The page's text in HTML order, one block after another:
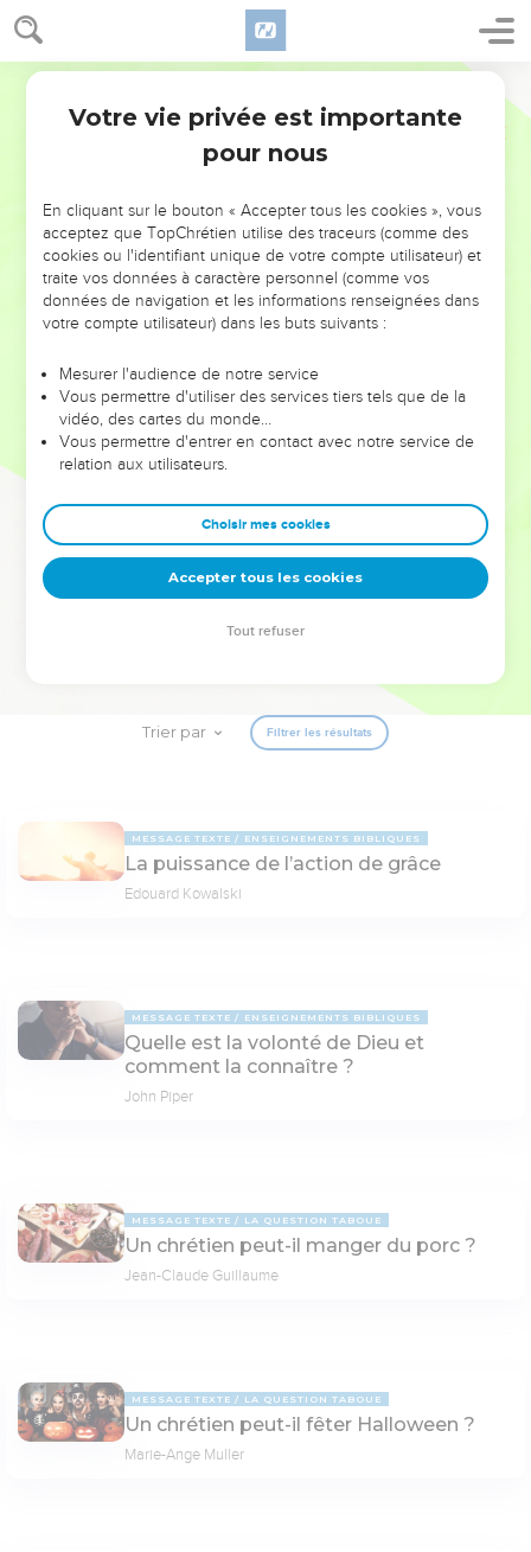
NE MANQUEZ PAS L’ÉVÉNEMENT
DE L’ANNÉE !
ET SI LEURS ERREURS POUVAIENT VOUS ÉVITER LES
VOTRES ?
leur foi ou leur vision. Mais on voit moins les doutes, les erreurs
et les saisons difficiles qu'ils ont traversés, alors même que ce
sont elles qui les ont façonnés.
Dans cette conférence, leaders, entrepreneurs, et responsables
clés pour avancer avec plus de sagesse afin que leurs erreurs
deviennent vos tremplins. Que vous guidiez un ministère, une
équipe, un groupe ou une famille, leur expérience est faite
pour vous.
Trier par Filtrer les résultats
MESSAGE TEXTE ENSEIGNEMENTS BIBLIQUES
La puissance de l’action de grâce
Edouard Kowalski
MESSAGE TEXTE ENSEIGNEMENTS BIBLIQUES
Quelle est la volonté de Dieu et
comment la connaître ?
John Piper
MESSAGE TEXTE LA QUESTION TABOUE
Un chrétien peut-il manger du porc ?
Jean-Claude Guillaume
MESSAGE TEXTE LA QUESTION TABOUE
Un chrétien peut-il fêter Halloween ?
Marie-Ange Muller
Votre vie privée est importante
pour nous
En cliquant sur le bouton « Accepter tous les cookies », vous
acceptez que TopChrétien utilise des traceurs (comme des
cookies ou l'identifiant unique de votre compte utilisateur) et
traite vos données à caractère personnel (comme vos
données de navigation et les informations renseignées dans
votre compte utilisateur) dans les buts suivants :
Mesurer l'audience de notre service
Vous permettre d'utiliser des services tiers tels que de la
vidéo, des cartes du monde…
Vous permettre d'entrer en contact avec notre service de
relation aux utilisateurs.
Choisir mes cookies
Accepter tous les cookies
Tout refuser